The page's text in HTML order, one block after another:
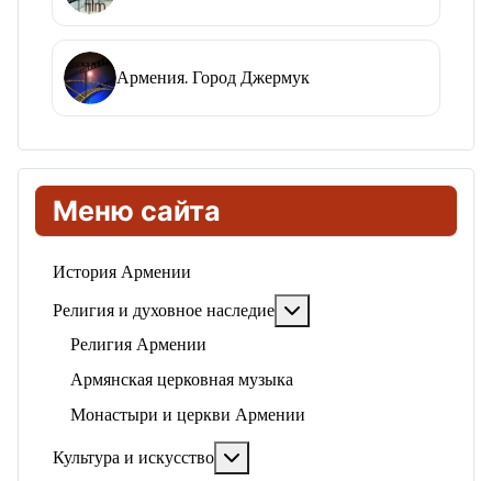
Меню сайта
История Армении
Религия и духовное наследие
Религия Армении
Армянская церковная музыка
Монастыри и церкви Армении
Культура и искусство
Армения. Город Джермук